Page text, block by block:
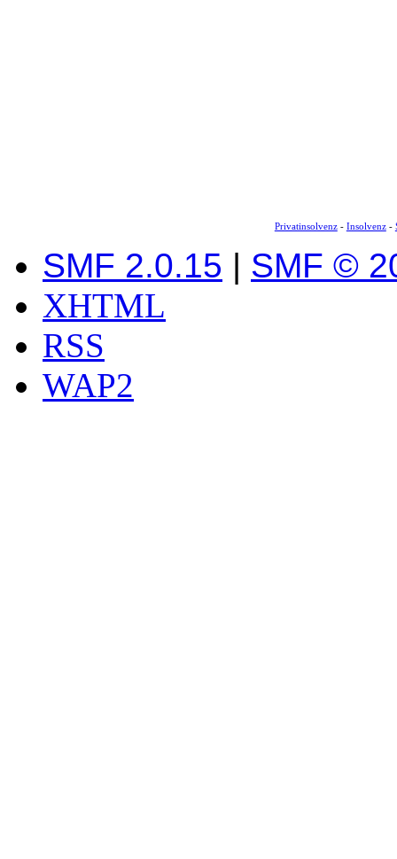
Privatinsolvenz- Insolvenz-
SMF 2.0.15 | SMF ©
XHTML
RSS
WAP2